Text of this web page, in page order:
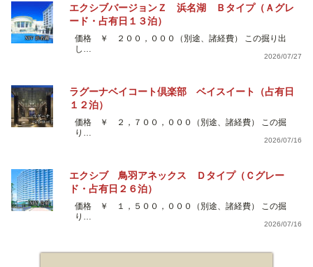
エクシブバージョンＺ 浜名湖 Ｂタイプ（Ａグレ
ード・占有日１３泊）
価格 ￥ ２００，０００（別途、諸経費） この掘り出
し…
2026/07/27
ラグーナベイコート倶楽部 ベイスイート（占有日
１２泊）
価格 ￥ ２，７００，０００（別途、諸経費） この掘
り…
2026/07/16
エクシブ 鳥羽アネックス Ｄタイプ（Ｃグレー
ド・占有日２６泊）
価格 ￥ １，５００，０００（別途、諸経費） この掘
り…
2026/07/16